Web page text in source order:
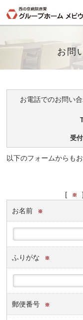
お問
お電話でのお問い
受
以下のフォームからも
[ ※
お名前 ※
ふりがな ※
郵便番号 ※